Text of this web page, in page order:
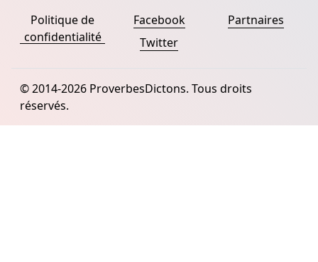
Politique de
confidentialité
Facebook
Twitter
Partnaires
© 2014-2026 ProverbesDictons. Tous droits
réservés.